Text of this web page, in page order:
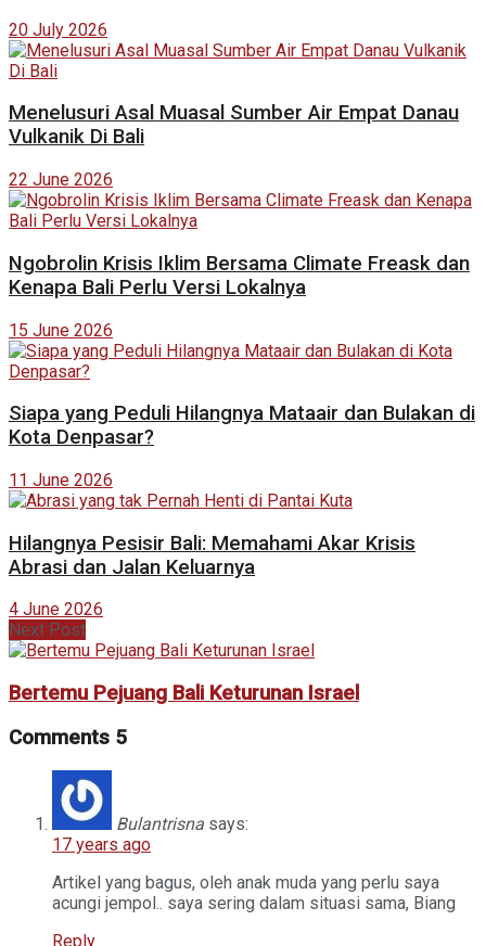
20 July 2026
Menelusuri Asal Muasal Sumber Air Empat Danau
Vulkanik Di Bali
22 June 2026
Ngobrolin Krisis Iklim Bersama Climate Freask dan
Kenapa Bali Perlu Versi Lokalnya
15 June 2026
Siapa yang Peduli Hilangnya Mataair dan Bulakan di
Kota Denpasar?
11 June 2026
Hilangnya Pesisir Bali: Memahami Akar Krisis
Abrasi dan Jalan Keluarnya
4 June 2026
Next Post
Bertemu Pejuang Bali Keturunan Israel
Comments 5
Bulantrisna says:
17 years ago
Artikel yang bagus, oleh anak muda yang perlu saya
acungi jempol.. saya sering dalam situasi sama, Biang
Reply